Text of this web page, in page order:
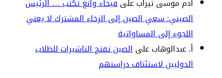
ادم موسى تيرابعلىفيحاء وانغ تكتب … الرئيس
الصيني: سعي الصين إلى الرخاء المشترك لا يعني
اللجوء إلى المساواتية
أ. عبدالوهابعلىالصين تفتح التاشيرات للطلاب
الدوليين لاستئناف دراستهم